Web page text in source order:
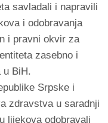
savladali i napravili
i odobravanja
i pravni okvir za
zasebno i
u BiH.
Srpske i
zdravstva u saradnji
lijekova odobravali